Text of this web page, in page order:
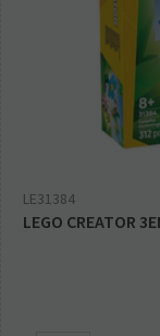
LE31384
LEGO CREATOR